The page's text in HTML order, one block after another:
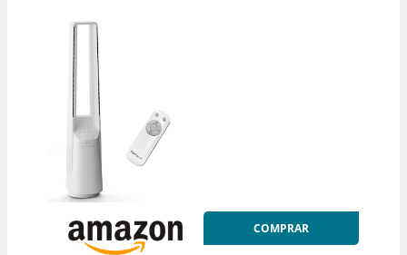
COMPRAR